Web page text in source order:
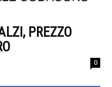
PREZZO
0